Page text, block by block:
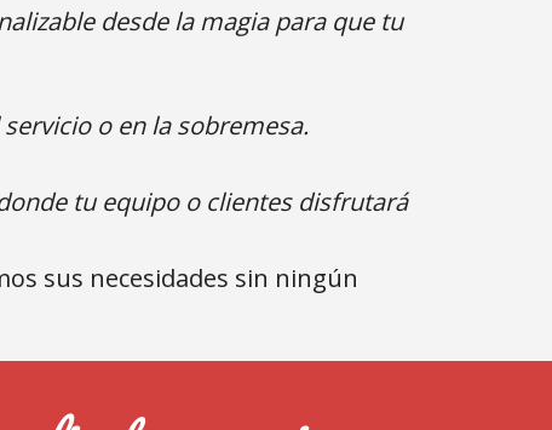
desde la magia para que tu
o en la sobremesa.
tu equipo o clientes disfrutará
sus necesidades sin ningún